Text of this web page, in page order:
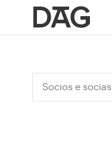
Socios e socias